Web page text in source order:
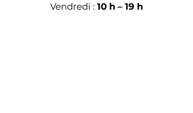
Vendredi : 10 h – 19 h